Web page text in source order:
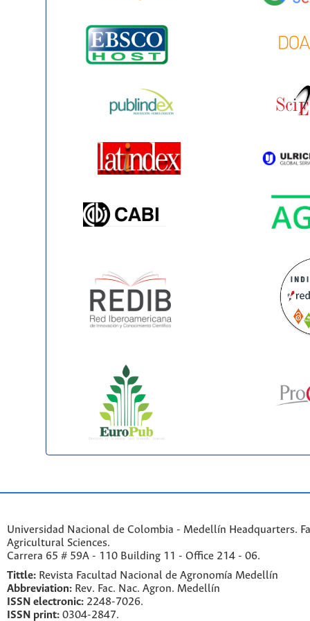
Universidad Nacional de Colombia - Medellín Headquarters.
Agricultural Sciences.
Carrera 65 # 59A - 110 Building 11 - Office 214 - 06.
Tittle: Revista Facultad Nacional de Agronomía Medellín
Abbreviation: Rev. Fac. Nac. Agron. Medellín
ISSN electronic: 2248-7026.
ISSN print: 0304-2847.